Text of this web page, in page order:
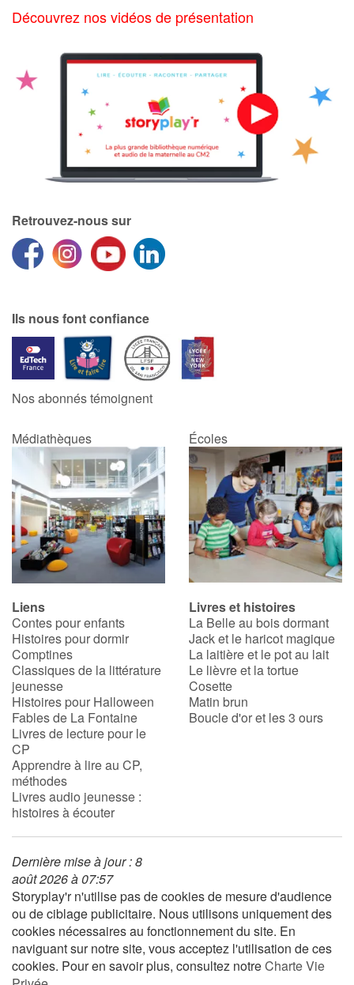
Découvrez nos vidéos de présentation
Retrouvez-nous sur
Ils nous font confiance
Nos abonnés témoignent
Médiathèques Écoles
Liens
Contes pour enfants
Histoires pour dormir
Comptines
Classiques de la littérature
jeunesse
Histoires pour Halloween
Fables de La Fontaine
Livres de lecture pour le
CP
Apprendre à lire au CP,
méthodes
Livres audio jeunesse :
histoires à écouter
Livres et histoires
La Belle au bois dormant
Jack et le haricot magique
La laitière et le pot au lait
Le lièvre et la tortue
Cosette
Matin brun
Boucle d'or et les 3 ours
Dernière mise à jour : 8
août 2026 à 07:57
Storyplay'r n'utilise pas de cookies de mesure d'audience
ou de ciblage publicitaire. Nous utilisons uniquement des
cookies nécessaires au fonctionnement du site. En
naviguant sur notre site, vous acceptez l'utilisation de ces
cookies. Pour en savoir plus, consultez notreCharte Vie